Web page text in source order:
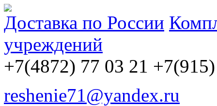
Доставка по России
учреждений
+7(4872) 77 03 21
reshenie71@yandex.ru